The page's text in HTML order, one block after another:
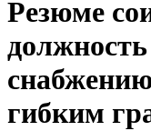
Резюме
гибким